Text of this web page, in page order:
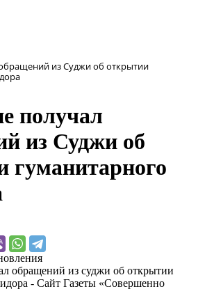
из Суджи об открытии
получал
из Суджи об
гуманитарного